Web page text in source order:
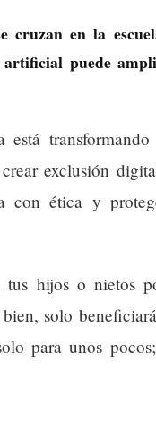
cruzan en la
puede
transformando
exclusión
con ética y
hijos o nietos
solo
para unos